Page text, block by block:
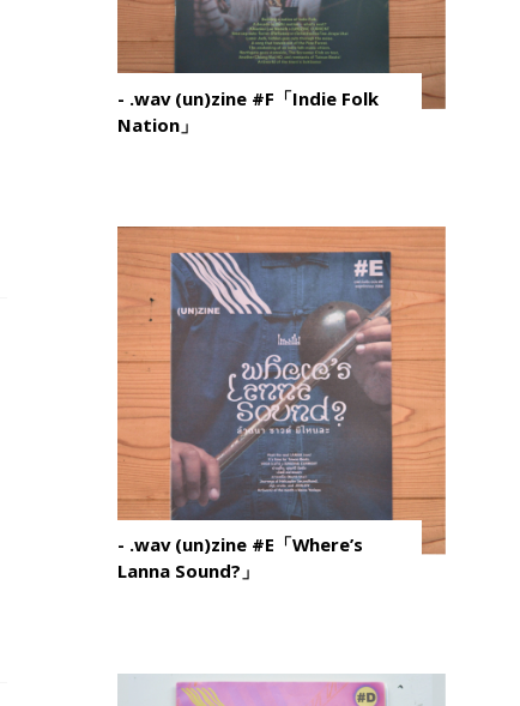
- .wav (un)zine #F「Indie Folk
Nation」
- .wav (un)zine #E「Where’s
Lanna Sound?」